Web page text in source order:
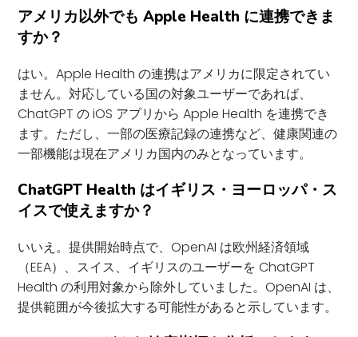
アメリカ以外でも Apple Health に連携できま
すか？
はい。Apple Health の連携はアメリカに限定されてい
ません。対応している国の対象ユーザーであれば、
ChatGPT の iOS アプリから Apple Health を連携でき
ます。ただし、一部の医療記録の連携など、健康関連の
一部機能は現在アメリカ国内のみとなっています。
ChatGPT Health はイギリス・ヨーロッパ・ス
イスで使えますか？
いいえ。提供開始時点で、OpenAI は欧州経済領域
（EEA）、スイス、イギリスのユーザーを ChatGPT
Health の利用対象から除外していました。OpenAI は、
提供範囲が今後拡大する可能性があると示しています。